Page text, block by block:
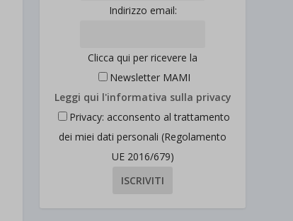
Indirizzo email:
Clicca qui per ricevere la
Newsletter MAMI
Leggi qui l'informativa sulla privacy
Privacy: acconsento al trattamento
dei miei dati personali (Regolamento
UE 2016/679)